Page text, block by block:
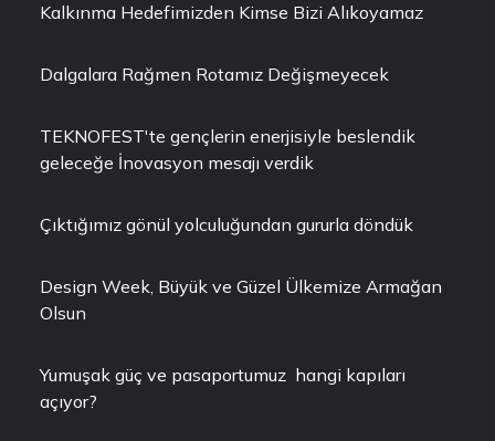
Kalkınma Hedefimizden Kimse Bizi Alıkoyamaz
Dalgalara Rağmen Rotamız Değişmeyecek
TEKNOFEST'te gençlerin enerjisiyle beslendik
geleceğe İnovasyon mesajı verdik
Çıktığımız gönül yolculuğundan gururla döndük
Design Week, Büyük ve Güzel Ülkemize Armağan
Olsun
Yumuşak güç ve pasaportumuz hangi kapıları
açıyor?